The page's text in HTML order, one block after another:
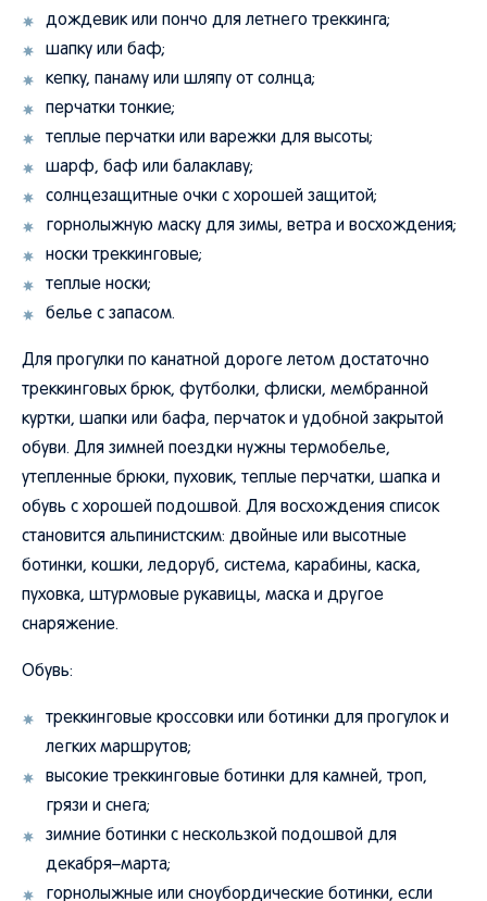
дождевик или пончо для летнего треккинга;
шапку или баф;
кепку, панаму или шляпу от солнца;
перчатки тонкие;
теплые перчатки или варежки для высоты;
шарф, баф или балаклаву;
солнцезащитные очки с хорошей защитой;
горнолыжную маску для зимы, ветра и восхождения;
носки треккинговые;
теплые носки;
белье с запасом.
Для прогулки по канатной дороге летом достаточно
треккинговых брюк, футболки, флиски, мембранной
куртки, шапки или бафа, перчаток и удобной закрытой
обуви. Для зимней поездки нужны термобелье,
утепленные брюки, пуховик, теплые перчатки, шапка и
обувь с хорошей подошвой. Для восхождения список
становится альпинистским: двойные или высотные
ботинки, кошки, ледоруб, система, карабины, каска,
пуховка, штурмовые рукавицы, маска и другое
снаряжение.
Обувь:
треккинговые кроссовки или ботинки для прогулок и
легких маршрутов;
высокие треккинговые ботинки для камней, троп,
грязи и снега;
зимние ботинки с нескользкой подошвой для
декабря–марта;
горнолыжные или сноубордические ботинки, если